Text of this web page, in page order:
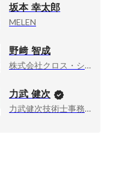
坂本 幸太郎
MELEN
野﨑 智成
株式会社クロス・シップ, 代表取締役
力武 健次
力武健次技術士事務所, 所長